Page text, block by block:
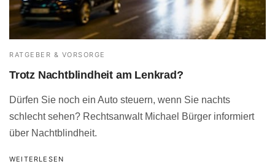
RATGEBER & VORSORGE
Trotz Nachtblindheit am Lenkrad?
Dürfen Sie noch ein Auto steuern, wenn Sie nachts
schlecht sehen? Rechtsanwalt Michael Bürger informiert
über Nachtblindheit.
WEITERLESEN